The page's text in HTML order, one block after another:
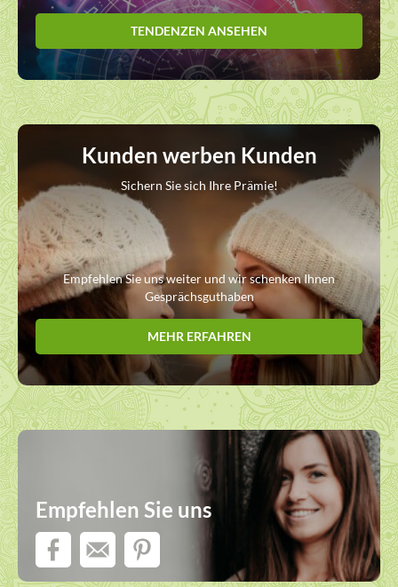
TENDENZEN ANSEHEN
Kunden werben Kunden
Sichern Sie sich Ihre Prämie!
Empfehlen Sie uns weiter und wir schenken Ihnen
Gesprächsguthaben
MEHR ERFAHREN
Empfehlen Sie uns